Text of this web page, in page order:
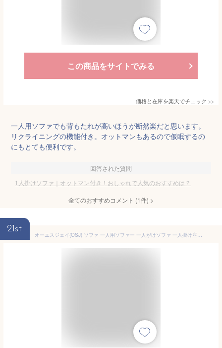
この商品をサイトでみる
価格と在庫を楽天でチェック >>
一人用ソファでも背もたれが高いほうが断然楽だと思います。
リクライニングの機能付き。オットマンもあるので仮眠するの
にもとても便利です。
回答された質問
1人掛けソファ｜オットマン付き！おしゃれで人気のおすすめは？
全てのおすすめコメント (1件) >
21st
オーエスジェイ(OSJ) ソファ 一人用ソファー 一人がけソファ 一人掛け座椅子 1人掛けソファー椅子 オットマン付き 座椅子ソファー 高座椅子 高齢者 贅沢 エクルベージュ 单人沙发